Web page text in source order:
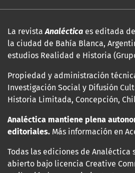
La revistaAnaléctica es editada
la ciudad de Bahía Blanca,
estudios Realidad e Historia
Propiedad y administración
Investigación Social y Difusión
Historia Limitada, Concepción,
Analéctica mantiene plena
editoriales. Más información en
Todas las ediciones de Analéctica
abierto bajo licencia Creative